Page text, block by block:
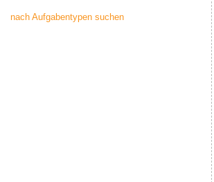
nach Aufgabentypen suchen